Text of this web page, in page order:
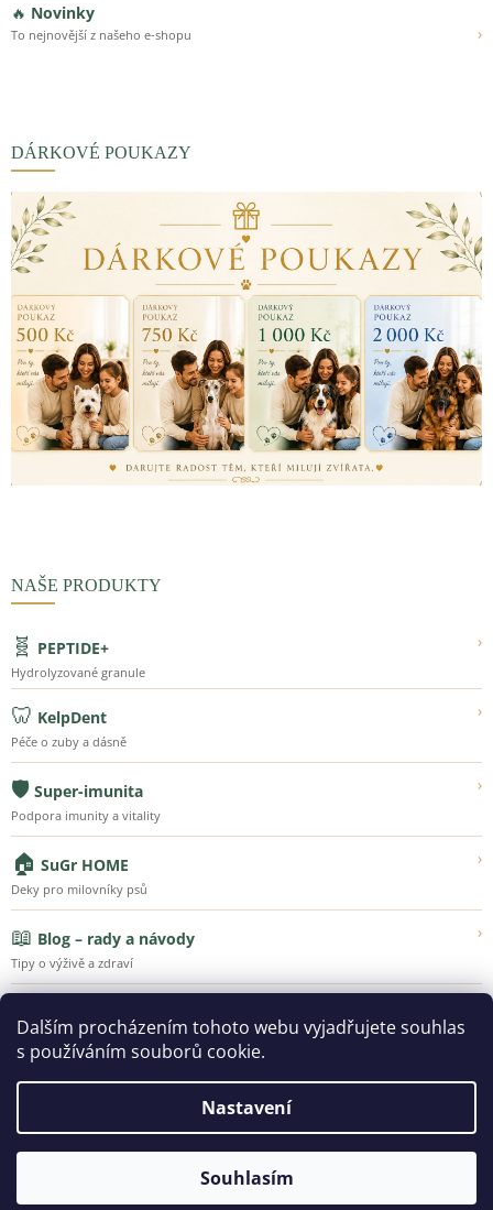
Dalším procházením tohoto webu vyjadřujete souhlas
s používáním souborů cookie.
Nastavení
Souhlasím
🔥 Novinky
To nejnovější z našeho e-shopu ›
DÁRKOVÉ POUKAZY
NAŠE PRODUKTY
🧬 PEPTIDE+ ›
Hydrolyzované granule
🦷 KelpDent ›
Péče o zuby a dásně
🛡️ Super-imunita ›
Podpora imunity a vitality
🏠 SuGr HOME ›
Deky pro milovníky psů
📖 Blog – rady a návody ›
Tipy o výživě a zdraví
Poznejte Super-Granule